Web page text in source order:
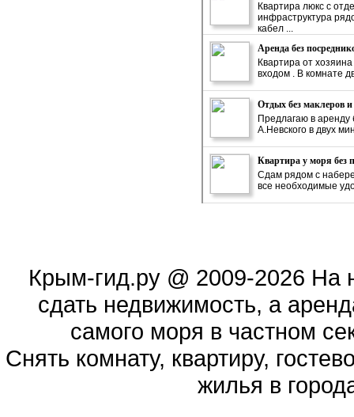
Квартира люкс с
инфраструктура
кабел ...
Аренда без
Квартира от
входом . В комнате
Отдых без маклеров и
Предлагаю в аренду
А.Невского в двух
Квартира у моря без
Сдам рядом с
все необходимые
Крым-гид.ру@ 2009-2026 На
сдать недвижимость, а
самого моря в частном
Cнять комнату, квартиру,
жилья в